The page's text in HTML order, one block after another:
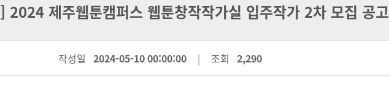
] 2024 제주웹툰캠퍼스 웹툰창작작가실 입주작가 2차 모집 공고
작성일 2024-05-10 00:00:00 조회 2,290